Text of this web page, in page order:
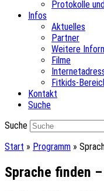
Protokolle
Infos
Aktuelles
Partner
Weitere
Filme
Fitkids-
Kontakt
Suche
Suche
Start » Programm »
Sprache finden